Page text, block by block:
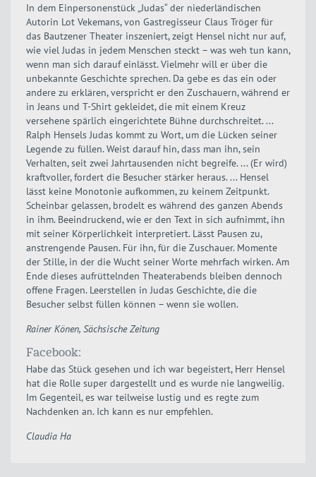
In dem Einpersonenstück „Judas“ der niederländischen
Autorin Lot Vekemans, von Gastregisseur Claus Tröger für
das Bautzener Theater inszeniert, zeigt Hensel nicht nur auf,
wie viel Judas in jedem Menschen steckt – was weh tun kann,
wenn man sich darauf einlässt. Vielmehr will er über die
unbekannte Geschichte sprechen. Da gebe es das ein oder
andere zu erklären, verspricht er den Zuschauern, während er
in Jeans und T-Shirt gekleidet, die mit einem Kreuz
versehene spärlich eingerichtete Bühne durchschreitet. ...
Ralph Hensels Judas kommt zu Wort, um die Lücken seiner
Legende zu füllen. Weist darauf hin, dass man ihn, sein
Verhalten, seit zwei Jahrtausenden nicht begreife. ... (Er wird)
kraftvoller, fordert die Besucher stärker heraus. ... Hensel
lässt keine Monotonie aufkommen, zu keinem Zeitpunkt.
Scheinbar gelassen, brodelt es während des ganzen Abends
in ihm. Beeindruckend, wie er den Text in sich aufnimmt, ihn
mit seiner Körperlichkeit interpretiert. Lässt Pausen zu,
anstrengende Pausen. Für ihn, für die Zuschauer. Momente
der Stille, in der die Wucht seiner Worte mehrfach wirken. Am
Ende dieses aufrüttelnden Theaterabends bleiben dennoch
offene Fragen. Leerstellen in Judas Geschichte, die die
Besucher selbst füllen können – wenn sie wollen.
Rainer Könen, Sächsische Zeitung
Facebook:
Habe das Stück gesehen und ich war begeistert, Herr Hensel
hat die Rolle super dargestellt und es wurde nie langweilig.
Im Gegenteil, es war teilweise lustig und es regte zum
Nachdenken an. Ich kann es nur empfehlen.
Claudia Ha